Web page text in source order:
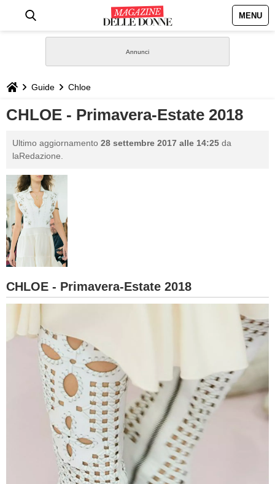
MENU
STILE
BIOGRAFIE
GASTRONOMIA
CAPELLI
SESSO
BAMBINO
Guide Chloe
CHLOE - Primavera-Estate 2018
Ultimo aggiornamento 28 settembre 2017 alle 14:25 da
laRedazione.
CHLOE - Primavera-Estate 2018